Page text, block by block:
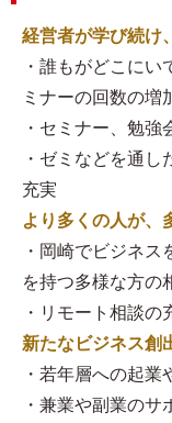
経営者が学び続け
・誰もがどこに
ミナーの回数の増
・セミナー、勉強
・ゼミなどを通
充実
より多くの人が、
・岡崎でビジネ
を持つ多様な方の
・リモート相談の
新たなビジネス創
・若年層への起業
・兼業や副業のサ